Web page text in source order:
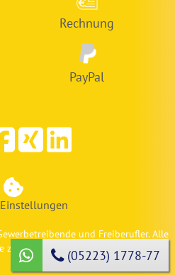
Rechnung
PayPal
und Freiberufler. Alle
zzgl. MwSt.
(05223) 1778-77